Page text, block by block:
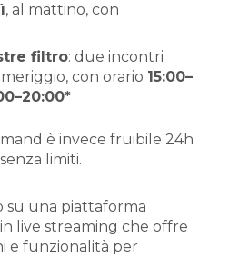
, al mattino, con
filtro: due incontri
con orario 15:00–
*
è invece fruibile 24h
limiti.
su una piattaforma
live streaming che offre
e funzionalità per